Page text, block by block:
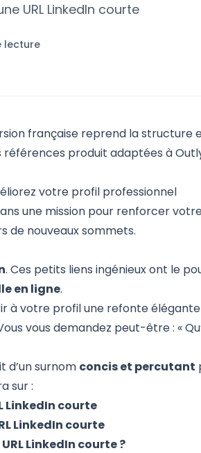
URL LinkedIn courte
lecture
française reprend la structure
références produit adaptées à
votre profil professionnel
une mission pour renforcer
de nouveaux sommets.
. Ces petits liens ingénieux ont le
en ligne.
à votre profil une refonte
vous demandez peut-être : «
d’un surnom concis et percutant
sur :
LinkedIn courte
LinkedIn courte
LinkedIn courte ?